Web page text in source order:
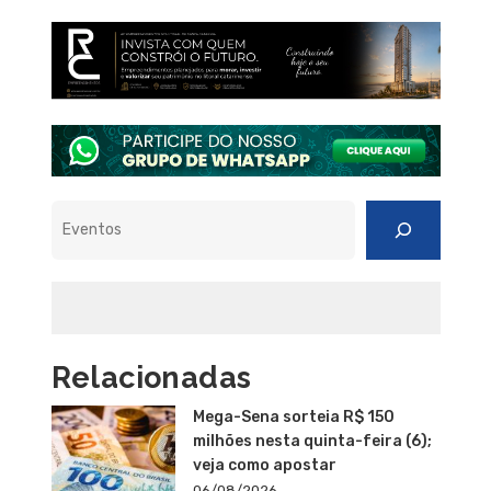
Relacionadas
Mega-Sena sorteia R$ 150
milhões nesta quinta-feira (6);
veja como apostar